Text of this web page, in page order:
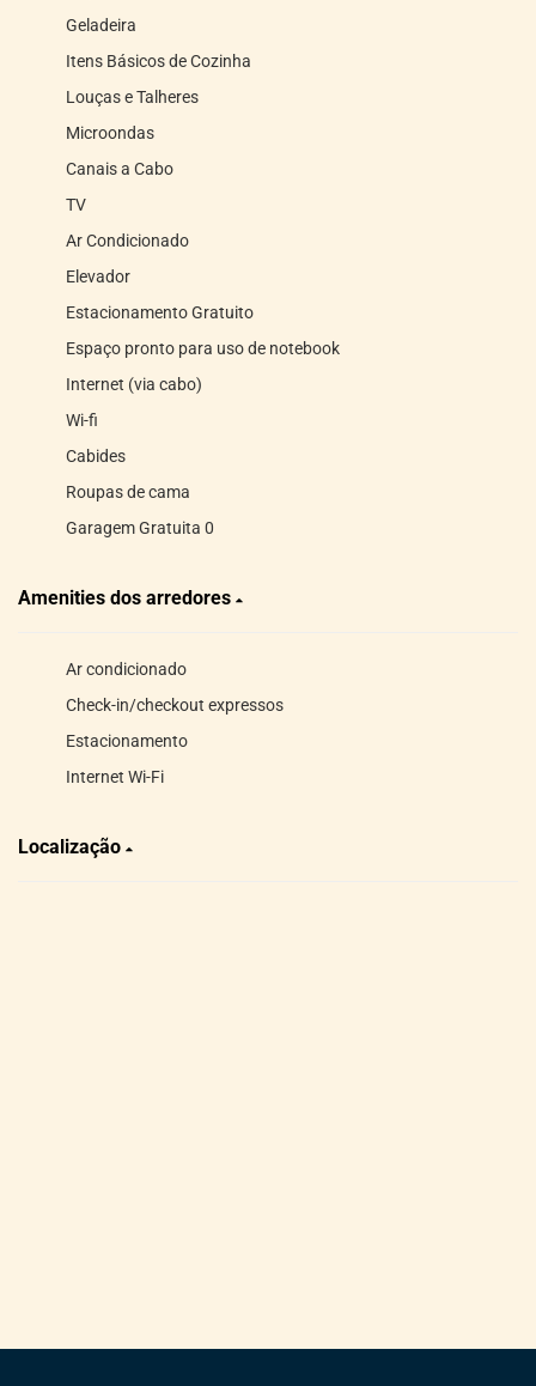
Geladeira
Itens Básicos de Cozinha
Louças e Talheres
Microondas
Canais a Cabo
TV
Ar Condicionado
Elevador
Estacionamento Gratuito
Espaço pronto para uso de notebook
Internet (via cabo)
Wi-fi
Cabides
Roupas de cama
Garagem Gratuita 0
Amenities dos arredores
Ar condicionado
Check-in/checkout expressos
Estacionamento
Internet Wi-Fi
Localização